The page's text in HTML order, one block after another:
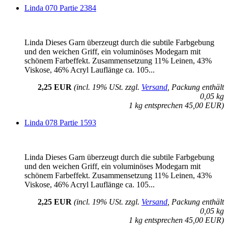
Linda 070 Partie 2384
Linda Dieses Garn überzeugt durch die subtile Farbgebung
und den weichen Griff, ein voluminöses Modegarn mit
schönem Farbeffekt. Zusammensetzung 11% Leinen, 43%
Viskose, 46% Acryl Lauflänge ca. 105...
2,25 EUR (incl. 19% USt. zzgl. Versand , Packung enthält
0,05 kg
1 kg entsprechen 45,00 EUR)
Linda 078 Partie 1593
Linda Dieses Garn überzeugt durch die subtile Farbgebung
und den weichen Griff, ein voluminöses Modegarn mit
schönem Farbeffekt. Zusammensetzung 11% Leinen, 43%
Viskose, 46% Acryl Lauflänge ca. 105...
2,25 EUR (incl. 19% USt. zzgl. Versand , Packung enthält
0,05 kg
1 kg entsprechen 45,00 EUR)